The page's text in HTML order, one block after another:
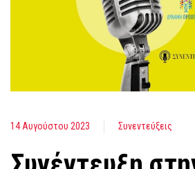
14 Αυγούστου 2023 Συνεντεύξεις